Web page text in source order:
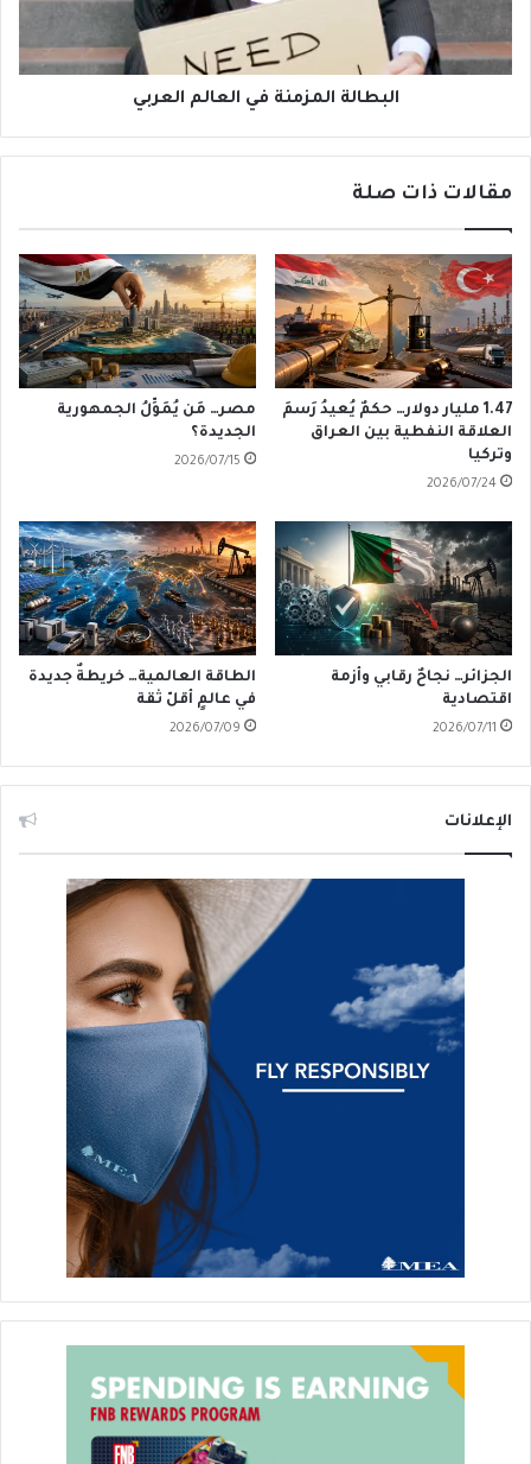
البطالة المزمنة في العالم العربي
مقالات ذات صلة
1.47 مليار دولار… حكمٌ يُعيدُ رَسمَ
العلاقة النفطية بين العراق
وتركيا
2026/07/24
مصر… مَن يُمَوِّلُ الجمهورية
الجديدة؟
2026/07/15
الجزائر… نجاحٌ رقابي وأزمة
اقتصادية
2026/07/11
الطاقة العالمية… خريطةٌ جديدة
في عالمٍ أقلّ ثقة
2026/07/09
الإعلانات